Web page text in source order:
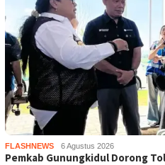
FLASHNEWS 6 Agustus 2026
Pemkab Gunungkidul Dorong